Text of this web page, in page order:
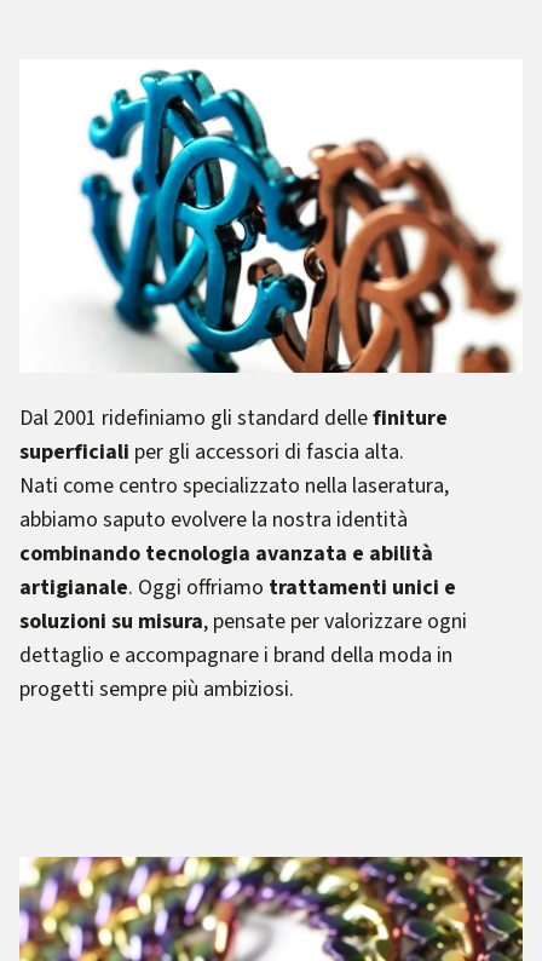
Dal 2001 ridefiniamo gli standard dellefiniture
superficiali per gli accessori di fascia alta.
Nati come centro specializzato nella laseratura,
abbiamo saputo evolvere la nostra identità
combinando tecnologia avanzata e abilità
artigianale. Oggi offriamo trattamenti unici e
soluzioni su misura, pensate per valorizzare ogni
dettaglio e accompagnare i brand della moda in
progetti sempre più ambiziosi.